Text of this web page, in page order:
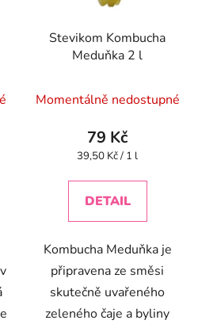
Stevikom Kombucha
Meduňka 2 l
hodnocení
produktu
je
z
Momentálně nedostupné
79 Kč
Měrná
39,50 Kč / 1 l
DETAIL
Kombucha Meduňka je
připravena ze směsi
skutečně uvařeného
zeleného čaje a byliny